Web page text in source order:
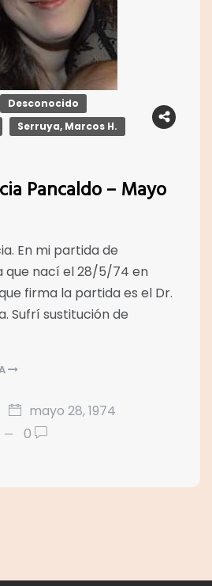
Desconocido
Serruya, Marcos H.
Pancaldo – Mayo
En mi partida de
que nací el 28/5/74 en
firma la partida es el Dr.
Sufrí sustitución de
mayo 28, 1974
0